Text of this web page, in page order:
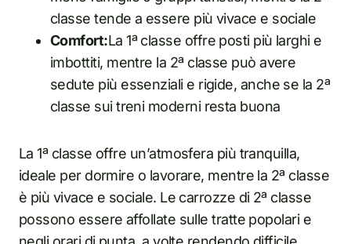
classe tende a essere più vivace e sociale
Comfort:La 1ª classe offre posti più larghi e
imbottiti, mentre la 2ª classe può avere
sedute più essenziali e rigide, anche se la 2ª
classe sui treni moderni resta buona
La 1ª classe offre un’atmosfera più tranquilla,
ideale per dormire o lavorare, mentre la 2ª classe
è più vivace e sociale. Le carrozze di 2ª classe
possono essere affollate sulle tratte popolari e